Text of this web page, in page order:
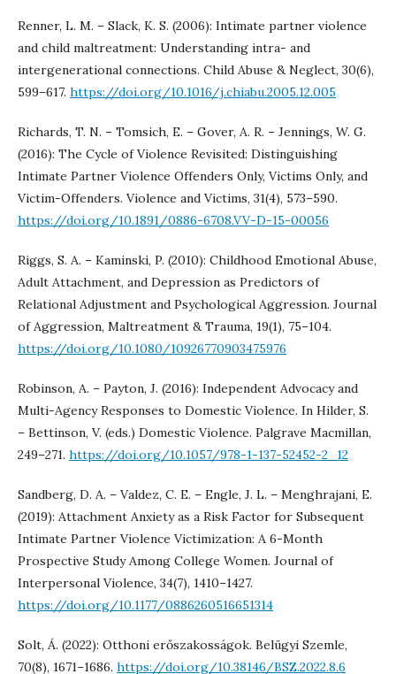
Renner, L. M. – Slack, K. S. (2006): Intimate partner violence
and child maltreatment: Understanding intra- and
intergenerational connections. Child Abuse & Neglect, 30(6),
599–617. https://doi.org/10.1016/j.chiabu.2005.12.005
Richards, T. N. – Tomsich, E. – Gover, A. R. – Jennings, W. G.
(2016): The Cycle of Violence Revisited: Distinguishing
Intimate Partner Violence Offenders Only, Victims Only, and
Victim-Offenders. Violence and Victims, 31(4), 573–590.
https://doi.org/10.1891/0886-6708.VV-D-15-00056
Riggs, S. A. – Kaminski, P. (2010): Childhood Emotional Abuse,
Adult Attachment, and Depression as Predictors of
Relational Adjustment and Psychological Aggression. Journal
of Aggression, Maltreatment & Trauma, 19(1), 75–104.
https://doi.org/10.1080/10926770903475976
Robinson, A. – Payton, J. (2016): Independent Advocacy and
Multi-Agency Responses to Domestic Violence. In Hilder, S.
– Bettinson, V. (eds.) Domestic Violence. Palgrave Macmillan,
249–271. https://doi.org/10.1057/978-1-137-52452-2_12
Sandberg, D. A. – Valdez, C. E. – Engle, J. L. – Menghrajani, E.
(2019): Attachment Anxiety as a Risk Factor for Subsequent
Intimate Partner Violence Victimization: A 6-Month
Prospective Study Among College Women. Journal of
Interpersonal Violence, 34(7), 1410–1427.
https://doi.org/10.1177/0886260516651314
Solt, Á. (2022): Otthoni erőszakosságok. Belügyi Szemle,
70(8), 1671–1686. https://doi.org/10.38146/BSZ.2022.8.6